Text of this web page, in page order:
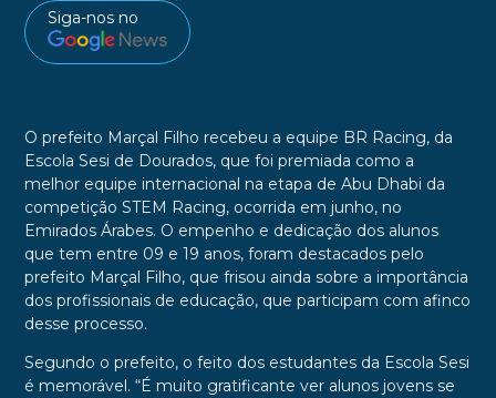
Siga-nos no
O prefeito Marçal Filho recebeu a equipe BR Racing, da
Escola Sesi de Dourados, que foi premiada como a
melhor equipe internacional na etapa de Abu Dhabi da
competição STEM Racing, ocorrida em junho, no
Emirados Árabes. O empenho e dedicação dos alunos
que tem entre 09 e 19 anos, foram destacados pelo
prefeito Marçal Filho, que frisou ainda sobre a importância
dos profissionais de educação, que participam com afinco
desse processo.
Segundo o prefeito, o feito dos estudantes da Escola Sesi
é memorável. “É muito gratificante ver alunos jovens se